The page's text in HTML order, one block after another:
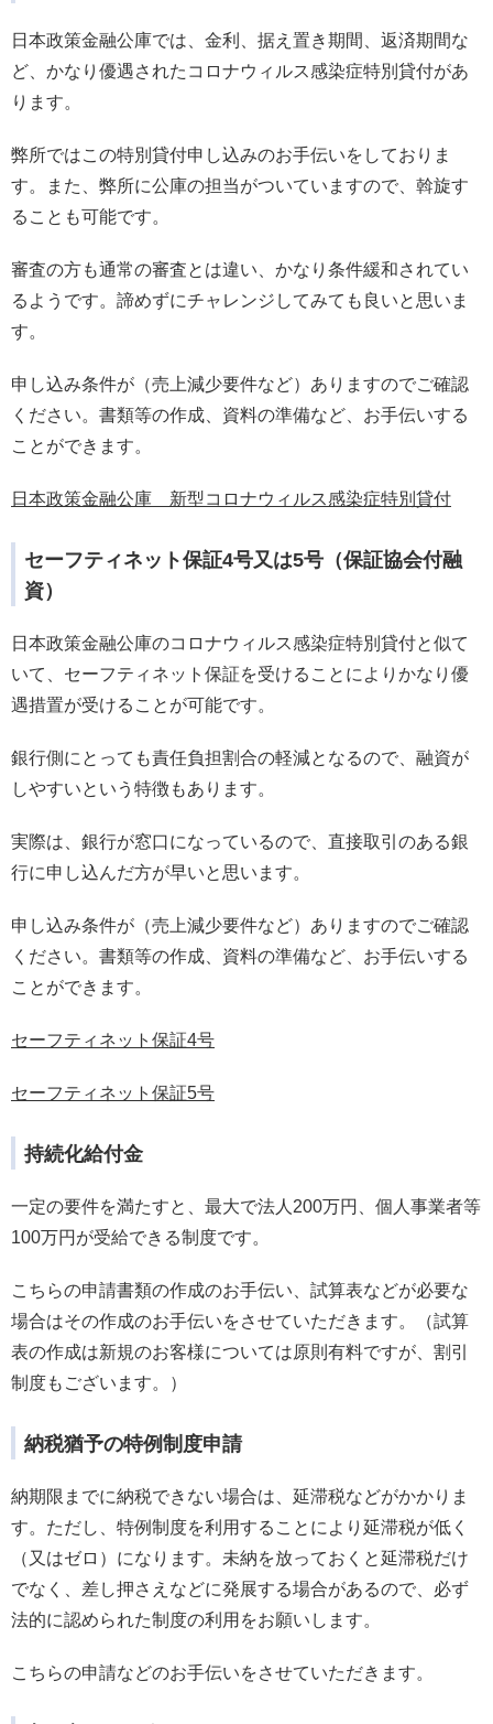
日本政策金融公庫では、金利、据え置き期間、返済期間な
ど、かなり優遇されたコロナウィルス感染症特別貸付があ
ります。
弊所ではこの特別貸付申し込みのお手伝いをしておりま
す。また、弊所に公庫の担当がついていますので、斡旋す
ることも可能です。
審査の方も通常の審査とは違い、かなり条件緩和されてい
るようです。諦めずにチャレンジしてみても良いと思いま
す。
申し込み条件が（売上減少要件など）ありますのでご確認
ください。書類等の作成、資料の準備など、お手伝いする
ことができます。
日本政策金融公庫 新型コロナウィルス感染症特別貸付
セーフティネット保証4号又は5号（保証協会付融
資）
日本政策金融公庫のコロナウィルス感染症特別貸付と似て
いて、セーフティネット保証を受けることによりかなり優
遇措置が受けることが可能です。
銀行側にとっても責任負担割合の軽減となるので、融資が
しやすいという特徴もあります。
実際は、銀行が窓口になっているので、直接取引のある銀
行に申し込んだ方が早いと思います。
申し込み条件が（売上減少要件など）ありますのでご確認
ください。書類等の作成、資料の準備など、お手伝いする
ことができます。
セーフティネット保証4号
セーフティネット保証5号
持続化給付金
一定の要件を満たすと、最大で法人200万円、個人事業者等
100万円が受給できる制度です。
こちらの申請書類の作成のお手伝い、試算表などが必要な
場合はその作成のお手伝いをさせていただきます。（試算
表の作成は新規のお客様については原則有料ですが、割引
制度もございます。）
納税猶予の特例制度申請
納期限までに納税できない場合は、延滞税などがかかりま
す。ただし、特例制度を利用することにより延滞税が低く
（又はゼロ）になります。未納を放っておくと延滞税だけ
でなく、差し押さえなどに発展する場合があるので、必ず
法的に認められた制度の利用をお願いします。
こちらの申請などのお手伝いをさせていただきます。